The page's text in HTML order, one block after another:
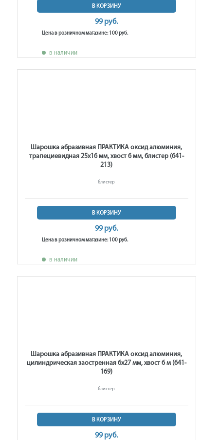
В КОРЗИНУ
99 руб.
Цена в розничном магазине: 100 руб.
в наличии
Шарошка абразивная ПРАКТИКА оксид алюминия,
трапециевидная 25х16 мм, хвост 6 мм, блистер (641-
213)
блистер
В КОРЗИНУ
99 руб.
Цена в розничном магазине: 100 руб.
в наличии
Шарошка абразивная ПРАКТИКА оксид алюминия,
цилиндрическая заостренная 6х27 мм, хвост 6 м (641-
169)
блистер
В КОРЗИНУ
99 руб.